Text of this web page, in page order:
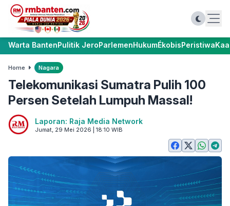
Warta BantenPulitik JeroParlemenHukumÉkobisPeristiwa
Home Nagara
Telekomunikasi Sumatra Pulih 100
Persen Setelah Lumpuh Massal!
Laporan: Raja Media Network
Jumat, 29 Mei 2026 | 18:10 WIB